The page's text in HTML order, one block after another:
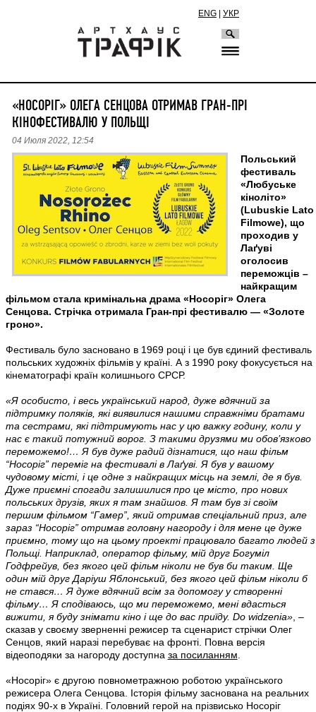
ENG УКР
«НОСОРІГ» ОЛЕГА СЕНЦОВА ОТРИМАВ ГРАН-ПРІ
КІНОФЕСТИВАЛЮ У ПОЛЬЩІ
04 Июля 2022, 12:54
Польський
фестиваль
«Любуське
кіноліто»
(Lubuskie Lato
Filmowe), що
проходив у
Лаґуві
оголосив
переможців –
найкращим
фільмом стала кримінальна драма «Носоріг» Олега
Сенцова. Стрічка отримала Гран-прі фестивалю — «Золоте
гроно».
Фестиваль було засновано в 1969 році і це був єдиний фестиваль
польських художніх фільмів у країні. А з 1990 року фокусується на
кінематографі країн колишнього СРСР.
«Я особисто, і весь український народ, дуже вдячний за
підтримку поляків, які виявилися нашими справжніми братами
та сестрами, які підтримують нас у цю важку годину, коли у
нас є такий потужний ворог. З такими друзями ми обов’язково
переможемо!… Я був дуже радий дізнатися, що наш фільм
“Носоріг” переміг на фестивалі в Лаґуві. Я був у вашому
чудовому місті, і це одне з найкращих місць на землі, де я був.
Дуже приємні спогади залишилися про це місто, про нових
польських друзів, яких я там знайшов. Я там був зі своїм
першим фільмом “Гамер”, який отримав спеціальний приз, але
зараз “Носоріг” отримав головну нагороду і для мене це дуже
приємно, тому що на цьому проекті працювало багато людей з
Польщі. Наприклад, оператор фільму, мій друг Богуміл
Годфрейув, без якого цей фільм ніколи не був би таким. Ще
один мій друг Даріуш Яблонський, без якого цей фільм ніколи б
не стався… Я дуже вдячний всім за допомогу у створенні
фільму… Я сподіваюсь, що ми переможемо, мені вдасться
вижити, я буду знімати кіно і ще до вас приїду. Do widzenia», –
сказав у своєму зверненні режисер та сценарист стрічки Олег
Сенцов, який наразі перебуває на фронті. Повна версія
відеоподяки за нагороду доступна за посиланням
«Носоріг» є другою повнометражною роботою українського
режисера Олега Сенцова. Історія фільму заснована на реальних
подіях 90-х в Україні. Головний герой на прізвисько Носоріг